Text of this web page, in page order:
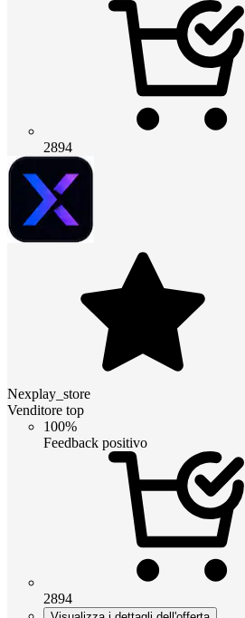
2894
Nexplay_store
Venditore top
100%
Feedback positivo
2894